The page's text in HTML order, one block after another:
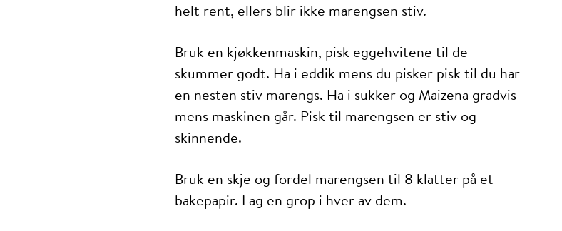
helt rent, ellers blir ikke marengsen stiv.
Bruk en kjøkkenmaskin, pisk eggehvitene til de
skummer godt. Ha i eddik mens du pisker pisk til du har
en nesten stiv marengs. Ha i sukker og Maizena gradvis
mens maskinen går. Pisk til marengsen er stiv og
skinnende.
Bruk en skje og fordel marengsen til 8 klatter på et
bakepapir. Lag en grop i hver av dem.